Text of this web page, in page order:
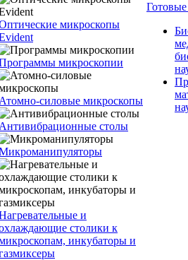
микроскопы
микроскопии
Атомно-силовые микроскопы
Антивибрационные столы
и
столики к
инкубаторы и